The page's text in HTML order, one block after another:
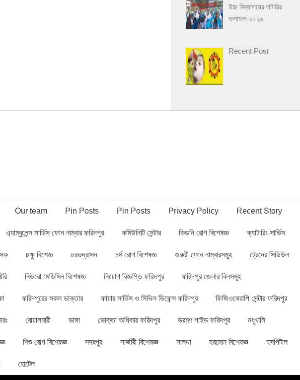
উচ্চ বিদ্যালয়ের লটারির
ফলাফল ২০২৬
Recent Post
Our team Pin Posts Pin Posts Privacy Policy Recent Story
এ্যাম্বুলেন্স সার্ভিস ফোন নাম্বার ফরিদপুর কমিউনিটি সেন্টার কিডনি রোগ বিশেষজ্ঞ ক্যাটারিং সার্ভিস
চক্ষু বিশেজ্ঞ চরভদ্রাসন চর্ম রোগ বিশেষজ্ঞ জরুরী ফোন নাম্বারসমূহ ট্রেনের সিডিউল
নিউরো মেডিসিন বিশেষজ্ঞ নিয়োগ বিজ্ঞপ্তি ফরিদপুর ফরিদপুর জেলার বিলসমূহ
ফরিদপুরের সকল ডাক্তার ফায়ার সার্ভিস ও সিভিল ডিফেন্স ফরিদপুর ফিজিওথেরাপি সেন্টার ফরিদপুর
বোয়ালমারী ভাঙ্গা ভোক্তা অধিকার ফরিদপুর ভ্রমণ গাইড ফরিদপুর মধুখালি
শিশু রোগ বিশেষজ্ঞ সদরপুর সার্জারী বিশেষজ্ঞ সালথা হরমোন বিশেষজ্ঞ হসপিটাল
হোটেল